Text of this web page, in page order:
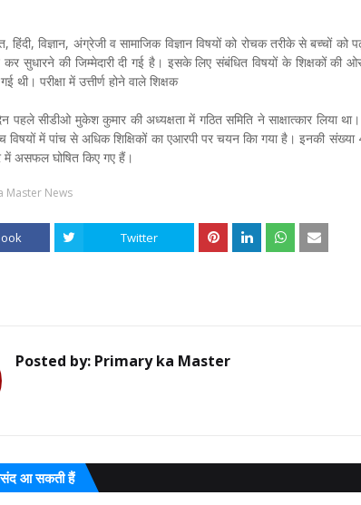
हिंदी, विज्ञान, अंग्रेजी व सामाजिक विज्ञान विषयों को रोचक तरीके से बच्चों
सुधारने की जिम्मेदारी दी गई है। इसके लिए संबंधित विषयों के शिक्षकों
थी। परीक्षा में उत्तीर्ण होने वाले शिक्षक
पहले सीडीओ मुकेश कुमार की अध्यक्षता में गठित समिति ने साक्षात्कार लिया
में पांच से अधिक शिक्षिकों का एआरपी पर चयन किा गया है। इनकी संख्या
में असफल घोषित किए गए हैं।
Master News
Twitter
Posted by: Primary ka Master
आ सकती हैं